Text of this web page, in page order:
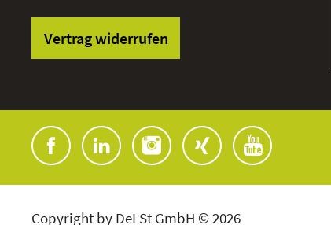
Vertrag widerrufen
Copyright by DeLSt GmbH © 2026